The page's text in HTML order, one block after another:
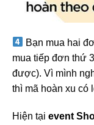
Bạn mua hai
mua tiếp đơn thứ
được). Vì mình
thì mã hoàn xu có
Hiện tại event